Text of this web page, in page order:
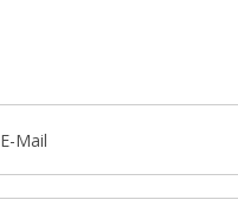
E-Mail